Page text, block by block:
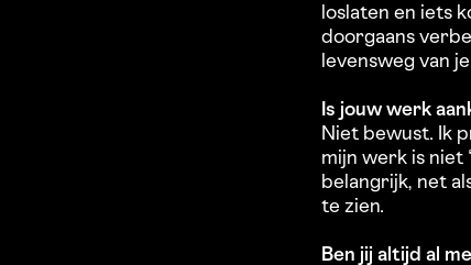
loslaten en iets
doorgaans
levensweg van
Is jouw werk
Niet bewust. Ik
mijn werk is niet
belangrijk, net
te zien.
Ben jij altijd al